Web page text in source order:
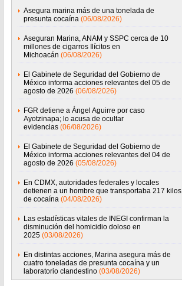
Asegura marina más de una tonelada de
presunta cocaína (06/08/2026)
Aseguran Marina, ANAM y SSPC cerca de 10
millones de cigarros Ilícitos en
Michoacán (06/08/2026)
El Gabinete de Seguridad del Gobierno de
México informa acciones relevantes del 05 de
agosto de 2026 (06/08/2026)
FGR detiene a Ángel Aguirre por caso
Ayotzinapa; lo acusa de ocultar
evidencias (06/08/2026)
El Gabinete de Seguridad del Gobierno de
México informa acciones relevantes del 04 de
agosto de 2026 (05/08/2026)
En CDMX, autoridades federales y locales
detienen a un hombre que transportaba 217 kilos
de cocaína (04/08/2026)
Las estadísticas vitales de INEGI confirman la
disminución del homicidio doloso en
2025 (03/08/2026)
En distintas acciones, Marina asegura más de
cuatro toneladas de presunta cocaína y un
laboratorio clandestino (03/08/2026)